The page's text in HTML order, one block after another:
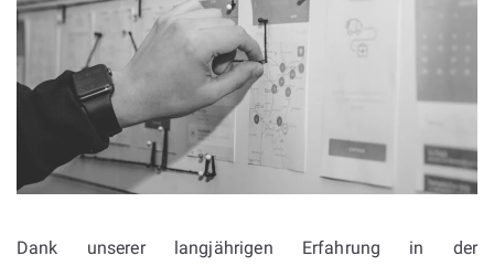
Dank unserer langjährigen Erfahrung in der